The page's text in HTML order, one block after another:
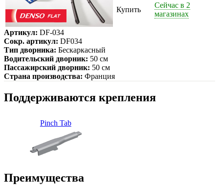
Купить
Сейчас в 2
магазинах
Артикул: DF-034
Сокр. артикул: DF034
Тип дворника: Бескаркасный
Водительский дворник: 50 см
Пассажирский дворник: 50 см
Страна производства: Франция
Поддерживаются крепления
Pinch Tab
Преимущества